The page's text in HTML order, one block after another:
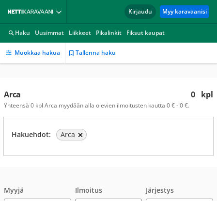
Kirjaudu Myy karavaanisi
Haku Uusimmat Liikkeet Pikalinkit Fiksut kaupat
Muokkaa hakua Tallenna haku
0 kpl
Arca
Yhteensä 0 kpl Arca myydään alla olevien ilmoitusten kautta 0 € - 0 €.
Hakuehdot: Arca
Myyjä
Ilmoitus Järjestys